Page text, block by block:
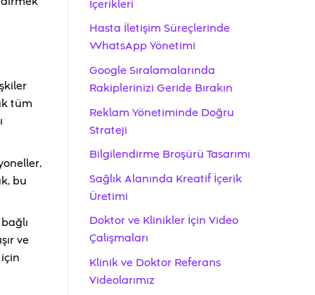
tüm
bu
ve
İçerikleri
Hasta İletişim Süreçlerinde
WhatsApp Yönetimi
Google Sıralamalarında
Rakiplerinizi Geride Bırakın
Reklam Yönetiminde Doğru
Strateji
Bilgilendirme Broşürü Tasarımı
Sağlık Alanında Kreatif İçerik
Üretimi
Doktor ve Klinikler İçin Video
Çalışmaları
Klinik ve Doktor Referans
Videolarımız